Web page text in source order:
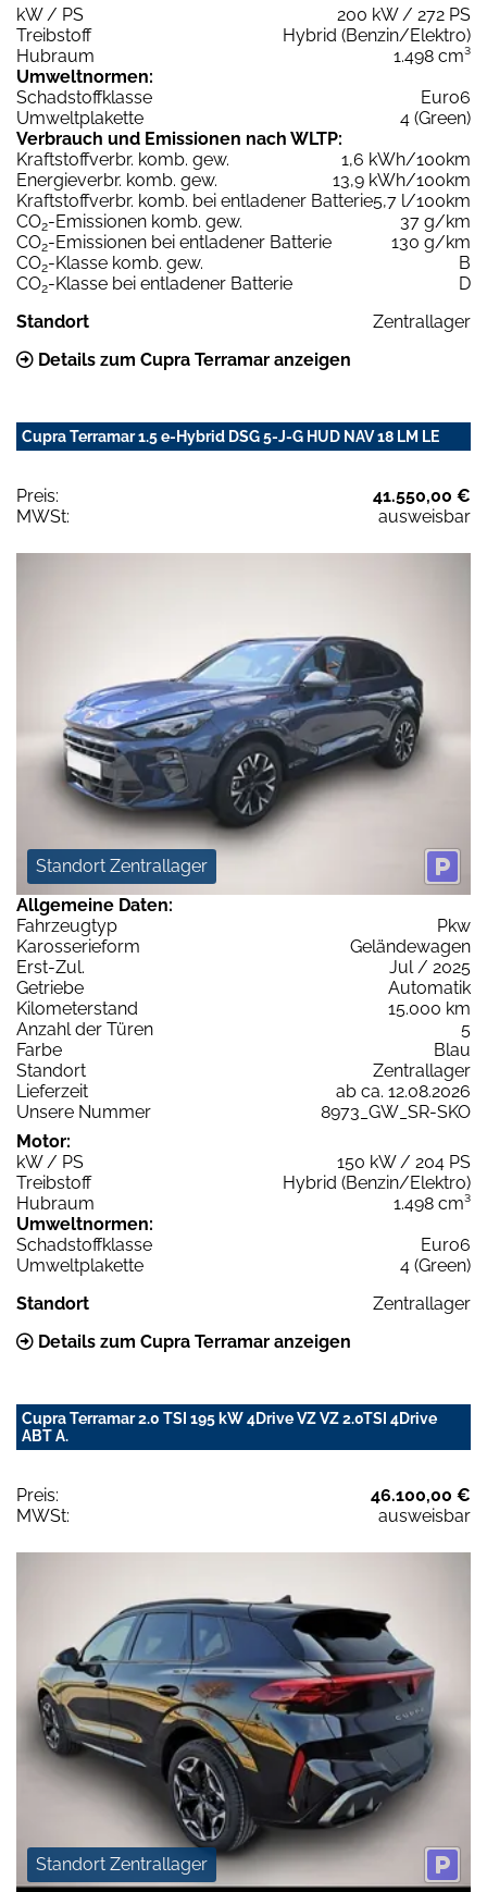
kW / PS
200 kW / 272 PS
Treibstoff
Hybrid (Benzin/Elektro)
Hubraum
1.498 cm³
Umweltnormen:
Schadstoffklasse
Euro6
Umweltplakette
4 (Green)
Verbrauch und Emissionen nach WLTP:
Kraftstoffverbr. komb. gew.
1,6 kWh/100km
Energieverbr. komb. gew.
13,9 kWh/100km
Kraftstoffverbr. komb. bei entladener Batterie5,7 l/100km
CO2-Emissionen komb. gew.
37 g/km
CO2-Emissionen bei entladener Batterie
130 g/km
CO2-Klasse komb. gew.
B
CO2-Klasse bei entladener Batterie
D
Standort
Zentrallager
Details zum Cupra Terramar anzeigen
Cupra Terramar 1.5 e-Hybrid DSG 5-J-G HUD NAV 18 LM LE
Preis:
41.550,00 €
MWSt:
ausweisbar
Standort Zentrallager
Allgemeine Daten:
Fahrzeugtyp
Pkw
Karosserieform
Geländewagen
Erst-Zul.
Jul / 2025
Getriebe
Automatik
Kilometerstand
15.000 km
Anzahl der Türen
5
Farbe
Blau
Standort
Zentrallager
Lieferzeit
ab ca. 12.08.2026
Unsere Nummer
8973_GW_SR-SKO
Motor:
kW / PS
150 kW / 204 PS
Treibstoff
Hybrid (Benzin/Elektro)
Hubraum
1.498 cm³
Umweltnormen:
Schadstoffklasse
Euro6
Umweltplakette
4 (Green)
Standort
Zentrallager
Details zum Cupra Terramar anzeigen
Cupra Terramar 2.0 TSI 195 kW 4Drive VZ VZ 2.0TSI 4Drive
ABT A.
Preis:
46.100,00 €
MWSt:
ausweisbar
Standort Zentrallager